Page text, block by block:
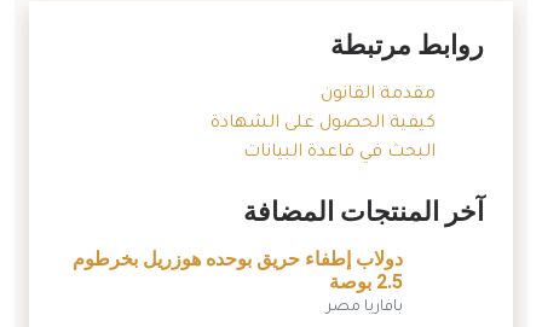
روابط مرتبطة
مقدمة القانون
كيفية الحصول على الشهادة
البحث في قاعدة البيانات
آخر المنتجات المضافة
دولاب إطفاء حريق بوحده هوزريل بخرطوم
2.5 بوصة
بافاريا مصر